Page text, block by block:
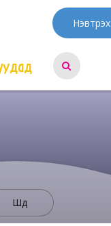
Нэвтрэх
Шүд